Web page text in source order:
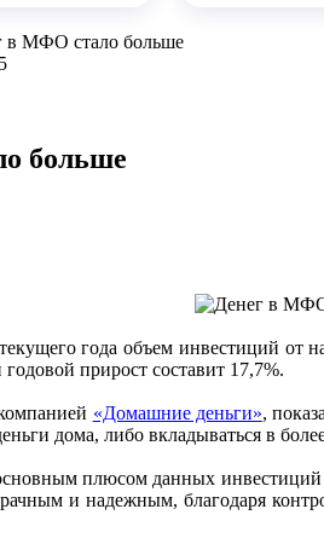
в МФО стало больше
больше
года объем инвестиций
прирост составит 17,7%.
«Домашние деньги»,
дома, либо вкладываться в
плюсом данных инвестиций
и надежным, благодаря